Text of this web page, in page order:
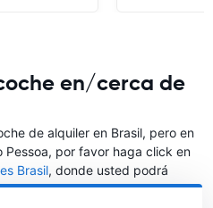
en/cerca de
de alquiler en Brasil, pero en
por favor haga click en
Brasil, donde usted podrá
desea alquilar un coche.